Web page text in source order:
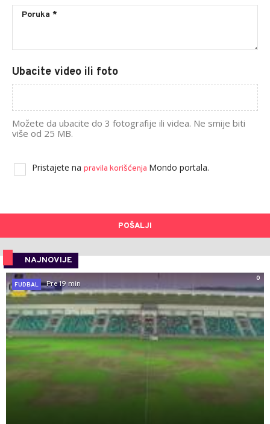
Ubacite video ili foto
Možete da ubacite do 3 fotografije ili videa. Ne smije biti
više od 25 MB.
Pristajete na pravila korišćenja Mondo portala.
POŠALJI
NAJNOVIJE
0
FUDBAL
Pre 19 min